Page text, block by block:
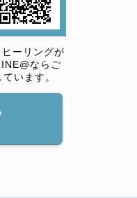
ーリングが
ならご
います。